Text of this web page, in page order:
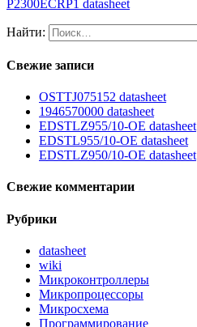
P2300ECRP1 datasheet
Найти:
Свежие записи
OSTTJ075152 datasheet
1946570000 datasheet
EDSTLZ955/10-OE datasheet
EDSTL955/10-OE datasheet
EDSTLZ950/10-OE datasheet
Свежие комментарии
Рубрики
datasheet
wiki
Микроконтроллеры
Микропроцессоры
Микросхема
Программирование